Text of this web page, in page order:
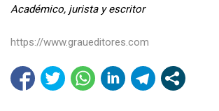
Académico, jurista y escritor
https://www.graueditores.com